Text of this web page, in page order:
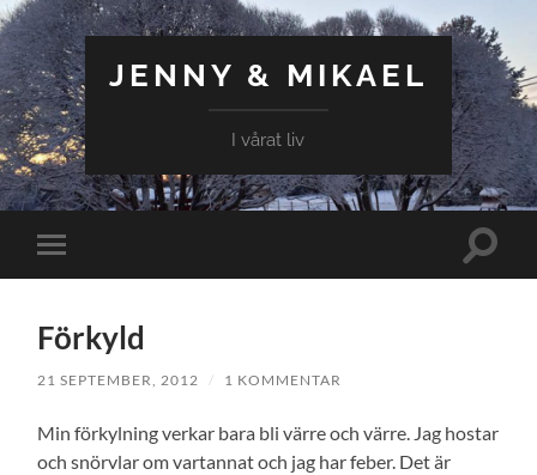
JENNY & MIKAEL
I vårat liv
Slå
på/av
Slå
Förkyld
21 SEPTEMBER, 2012 / 1 KOMMENTAR
Min förkylning verkar bara bli värre och värre. Jag hostar
och snörvlar om vartannat och jag har feber. Det är